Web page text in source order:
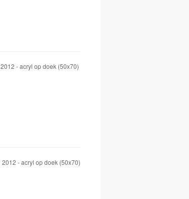
2012 - acryl op doek (50x70)
2012 - acryl op doek (50x70)